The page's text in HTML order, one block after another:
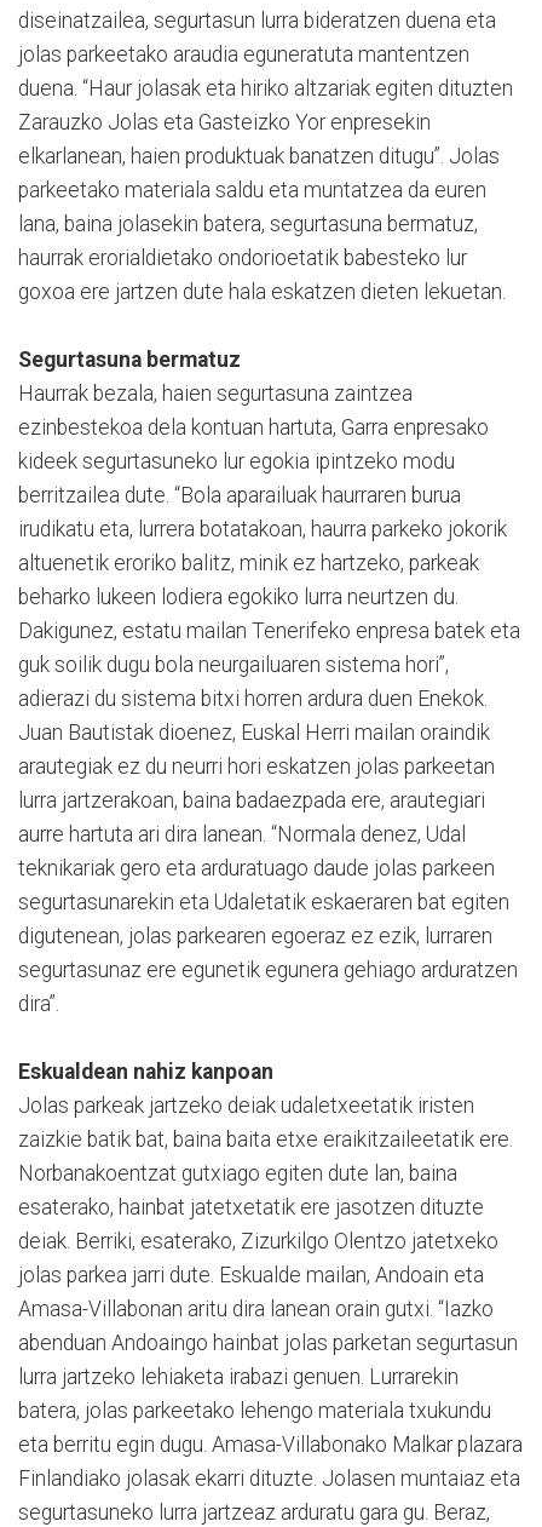
diseinatzailea, segurtasun lurra bideratzen duena eta
jolas parkeetako araudia eguneratuta mantentzen
duena. “Haur jolasak eta hiriko altzariak egiten dituzten
Zarauzko Jolas eta Gasteizko Yor enpresekin
elkarlanean, haien produktuak banatzen ditugu”. Jolas
parkeetako materiala saldu eta muntatzea da euren
lana, baina jolasekin batera, segurtasuna bermatuz,
haurrak erorialdietako ondorioetatik babesteko lur
goxoa ere jartzen dute hala eskatzen dieten lekuetan.
Segurtasuna bermatuz
Haurrak bezala, haien segurtasuna zaintzea
ezinbestekoa dela kontuan hartuta, Garra enpresako
kideek segurtasuneko lur egokia ipintzeko modu
berritzailea dute. “Bola aparailuak haurraren burua
irudikatu eta, lurrera botatakoan, haurra parkeko jokorik
altuenetik eroriko balitz, minik ez hartzeko, parkeak
beharko lukeen lodiera egokiko lurra neurtzen du.
Dakigunez, estatu mailan Tenerifeko enpresa batek eta
guk soilik dugu bola neurgailuaren sistema hori”,
adierazi du sistema bitxi horren ardura duen Enekok.
Juan Bautistak dioenez, Euskal Herri mailan oraindik
arautegiak ez du neurri hori eskatzen jolas parkeetan
lurra jartzerakoan, baina badaezpada ere, arautegiari
aurre hartuta ari dira lanean. “Normala denez, Udal
teknikariak gero eta arduratuago daude jolas parkeen
segurtasunarekin eta Udaletatik eskaeraren bat egiten
digutenean, jolas parkearen egoeraz ez ezik, lurraren
segurtasunaz ere egunetik egunera gehiago arduratzen
dira”.
Eskualdean nahiz kanpoan
Jolas parkeak jartzeko deiak udaletxeetatik iristen
zaizkie batik bat, baina baita etxe eraikitzaileetatik ere.
Norbanakoentzat gutxiago egiten dute lan, baina
esaterako, hainbat jatetxetatik ere jasotzen dituzte
deiak. Berriki, esaterako, Zizurkilgo Olentzo jatetxeko
jolas parkea jarri dute. Eskualde mailan, Andoain eta
Amasa-Villabonan aritu dira lanean orain gutxi. “Iazko
abenduan Andoaingo hainbat jolas parketan segurtasun
lurra jartzeko lehiaketa irabazi genuen. Lurrarekin
batera, jolas parkeetako lehengo materiala txukundu
eta berritu egin dugu. Amasa-Villabonako Malkar plazara
Finlandiako jolasak ekarri dituzte. Jolasen muntaiaz eta
segurtasuneko lurra jartzeaz arduratu gara gu. Beraz,